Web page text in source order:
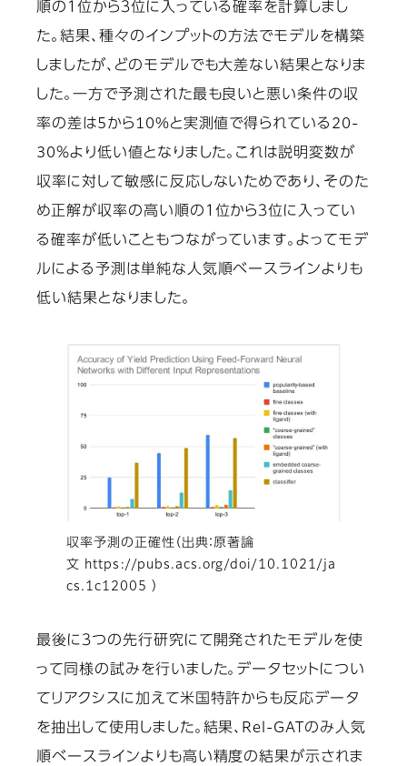
順の１位から３位に入っている確率を計算しまし
た。結果、種々のインプットの方法でモデルを構築
しましたが、どのモデルでも大差ない結果となりま
した。一方で予測された最も良いと悪い条件の収
率の差は5から10%と実測値で得られている20-
30％より低い値となりました。これは説明変数が
収率に対して敏感に反応しないためであり、そのた
め正解が収率の高い順の１位から３位に入ってい
る確率が低いこともつながっています。よってモデ
ルによる予測は単純な人気順ベースラインよりも
低い結果となりました。
収率予測の正確性（出典：原著論
文 https://pubs.acs.org/doi/10.1021/ja
cs.1c12005 ）
最後に３つの先行研究にて開発されたモデルを使
って同様の試みを行いました。データセットについ
てリアクシスに加えて米国特許からも反応データ
を抽出して使用しました。結果、Rel-GATのみ人気
順ベースラインよりも高い精度の結果が示されま